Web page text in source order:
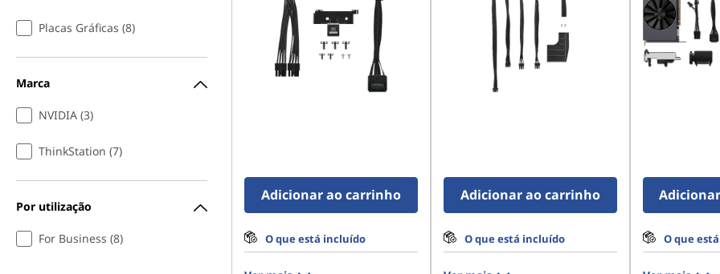
Placas Gráficas (8)
Marca
NVIDIA (3)
ThinkStation (7)
Por utilização
For Business (8)
Adicionar ao carrinho
O que está incluído
Adicionar ao carrinho
O que está incluído O que